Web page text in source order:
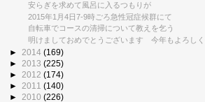
安らぎを求めて風呂に入るつもりが
2015年1月4日7-9時ごろ急性冠症候群にて
自転車でコースの清掃について教えを乞う
明けましておめでとうございます 今年もよろし
► 2014 (169)
► 2013 (225)
► 2012 (174)
► 2011 (140)
► 2010 (226)